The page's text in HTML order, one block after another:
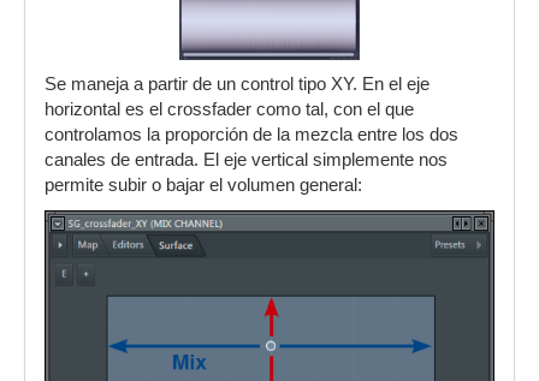
Se maneja a partir de un control tipo XY. En el eje
horizontal es el crossfader como tal, con el que
controlamos la proporción de la mezcla entre los dos
canales de entrada. El eje vertical simplemente nos
permite subir o bajar el volumen general: